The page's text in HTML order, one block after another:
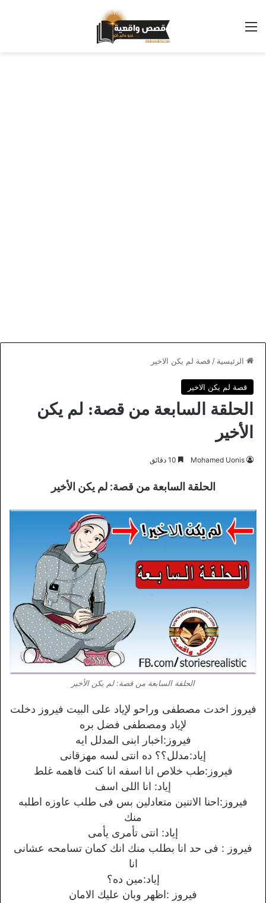
القائمة
الرئيسية / قصة لم يكن الاخير
قصة لم يكن الاخير
الحلقة السابعة من قصة: لم يكن
الأخير
Mohamed Uonis
الحلقة السابعة من قصة: لم يكن الأخير
الحلقة السابعة من قصة: لم يكن الأخير
فيروز اخدت مصطفى وراحو لإياد على البيت فيروز دخلت
لإياد ومصطفى فضل بره
فيروز:اخبار ابنى المدلل ايه
إياد:مدلل؟؟ ده انتى لسه مهزقانى
فيروز:طب خلاص انا اسفه انا كنت فاهمه غلط
إياد: انا اللى اسف
فيروز:احنا الاتنين متعادلين بس فى طلب عاوزه اطلبه
منك
إياد: انتى تأمرى يأمى
فيروز : فى حد انا بطلب منك انك كمان تسامحه عشانى
انا
إياد:مين ده؟
فيروز :اظهر وبان عليك الامان